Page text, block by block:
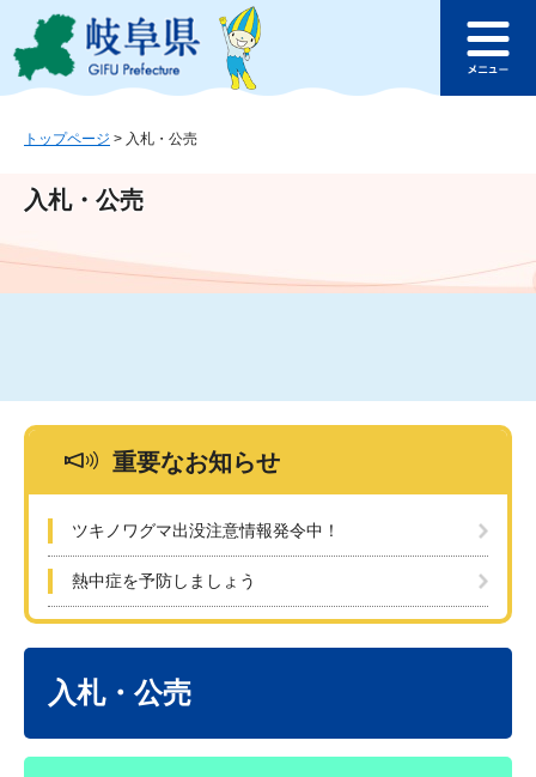
ジ
ュ
文
このページの本文へ
ュ
トップページ > 入札・公売
入札・公売
重要なお知らせ
ツキノワグマ出没注意情報発令中！
熱中症を予防しましょう
入札・公売